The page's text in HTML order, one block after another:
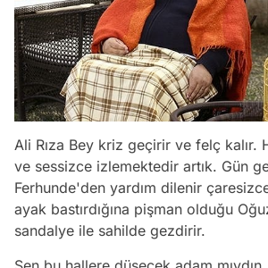
Ali Rıza Bey kriz geçirir ve felç kalır.
ve sessizce izlemektedir artık. Gün
Ferhunde'den yardım dilenir
ayak bastırdığına pişman olduğu
sandalye ile sahilde gezdirir.